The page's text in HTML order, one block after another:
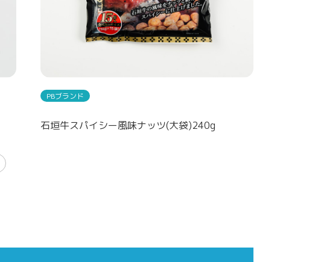
PBブランド
石垣牛スパイシー風味ナッツ(大袋)240g